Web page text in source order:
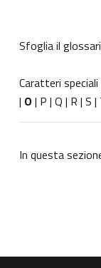
Sfoglia il
Caratteri speciali
| O | P | Q | R | S |
In questa